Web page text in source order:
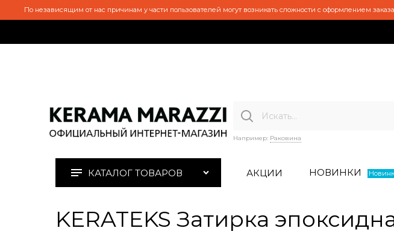
По независящим от нас причинам у части пользователей могут возникать сложности с оформлением
Например: Раковина
КАТАЛОГ ТОВАРОВ АКЦИИ НОВИНКИ
KERATEKS Затирка